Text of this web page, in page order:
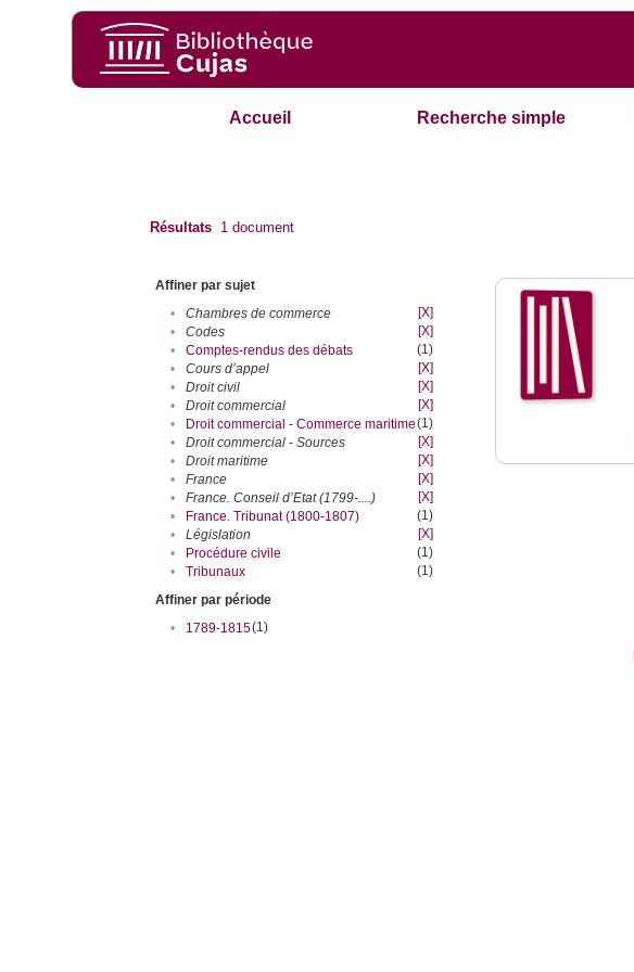
Accueil Recherche simple
Résultats 1 document
Affiner par sujet
•
Chambres de commerce
[X]
•
Codes
[X]
•
Comptes-rendus des débats
(1)
•
Cours d’appel
[X]
•
Droit civil
[X]
•
Droit commercial
[X]
•
Droit commercial - Commerce maritime(1)
•
Droit commercial - Sources
[X]
•
Droit maritime
[X]
•
France
[X]
•
France. Conseil d’Etat (1799-....)
[X]
•
France. Tribunat (1800-1807)
(1)
•
Législation
[X]
•
Procédure civile
(1)
•
Tribunaux
(1)
Affiner par période
•
1789-1815(1)